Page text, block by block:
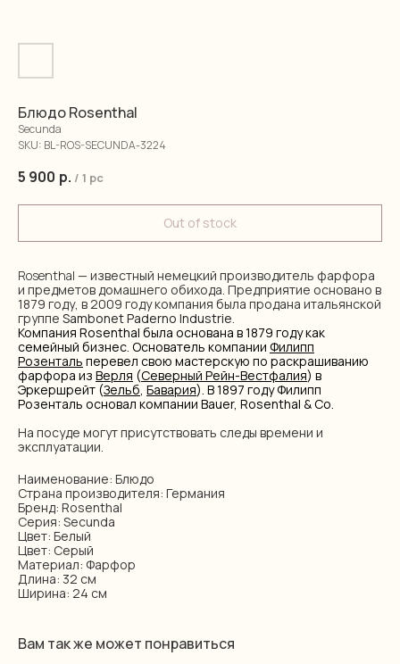
Блюдо Rosenthal
Secunda
SKU: BL-ROS-SECUNDA-3224
5 900 р. / 1 pc
Out of stock
Rosenthal — известный немецкий производитель фарфора
и предметов домашнего обихода. Предприятие основано в
1879 году, в 2009 году компания была продана итальянской
группе Sambonet Paderno Industrie.
Компания Rosenthal была основана в 1879 году как
семейный бизнес. Основатель компании Филипп
Розенталь перевел свою мастерскую по раскрашиванию
фарфора из Верля (Северный Рейн-Вестфалия) в
Эркершрейт (Зельб, Бавария). В 1897 году Филипп
Розенталь основал компании Bauer, Rosenthal & Co.
На посуде могут присутствовать следы времени и
эксплуатации.
Наименование: Блюдо
Страна производителя: Германия
Бренд: Rosenthal
Серия: Secunda
Цвет: Белый
Цвет: Серый
Материал: Фарфор
Длина: 32 см
Ширина: 24 см
Вам так же может понравиться